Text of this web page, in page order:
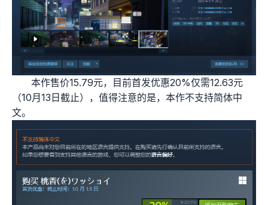
本作售价15.79元，目前首发优惠20%仅需12.63元
（10月13日截止），值得注意的是，本作不支持简体中
文。